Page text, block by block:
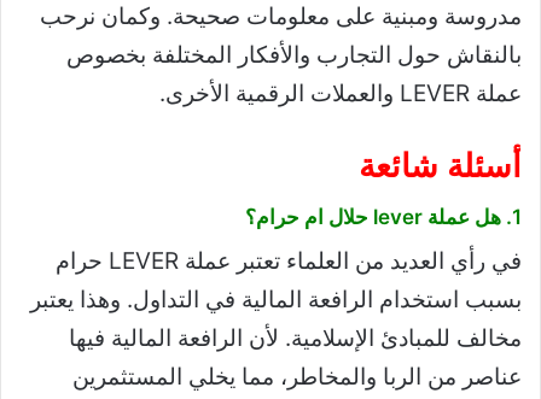
مدروسة ومبنية على معلومات صحيحة. وكمان نرحب
بالنقاش حول التجارب والأفكار المختلفة بخصوص
عملة LEVER والعملات الرقمية الأخرى.
أسئلة شائعة
1. هل عملة lever حلال ام حرام؟
في رأي العديد من العلماء تعتبر عملة LEVER حرام
بسبب استخدام الرافعة المالية في التداول. وهذا يعتبر
مخالف للمبادئ الإسلامية. لأن الرافعة المالية فيها
عناصر من الربا والمخاطر، مما يخلي المستثمرين